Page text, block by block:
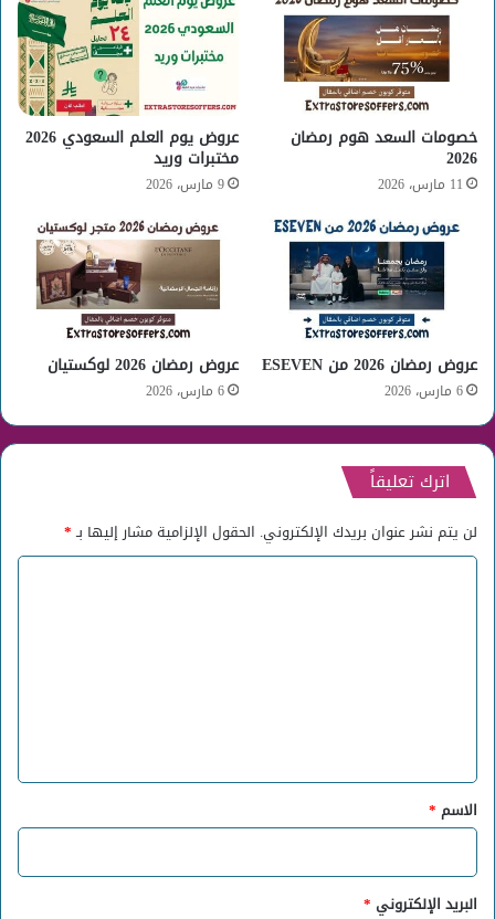
خصومات السعد هوم رمضان
2026
11 مارس، 2026
عروض يوم العلم السعودي 2026
مختبرات وريد
9 مارس، 2026
عروض رمضان 2026 من ESEVEN
6 مارس، 2026
عروض رمضان 2026 لوكستيان
6 مارس، 2026
اترك تعليقاً
لن يتم نشر عنوان بريدك الإلكتروني. الحقول الإلزامية مشار إليها بـ*
*
الاسم *
البريد الإلكتروني *